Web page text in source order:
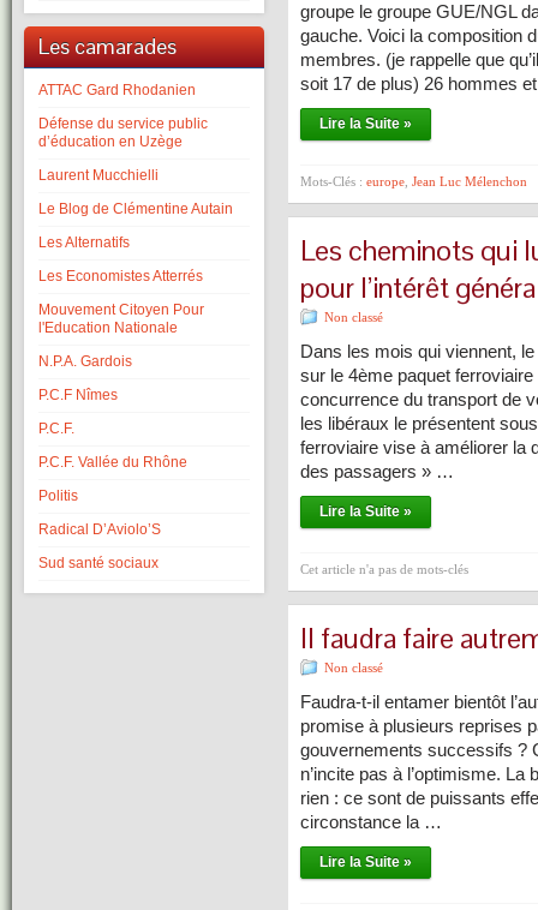
Les camarades
ATTAC Gard Rhodanien
Défense du service public
d’éducation en Uzège
Laurent Mucchielli
Le Blog de Clémentine Autain
Les Alternatifs
Les Economistes Atterrés
Mouvement Citoyen Pour
l'Education Nationale
N.P.A. Gardois
P.C.F Nîmes
P.C.F.
P.C.F. Vallée du Rhône
Politis
Radical D’Aviolo’S
Sud santé sociaux
groupe le groupe GUE/NGL
gauche. Voici la composition
membres. (je rappelle que
soit 17 de plus) 26 hommes
Lire la Suite »
Mots-Clés : europe Jean Luc Mélenchon
Les cheminots qui
pour l’intérêt
Non classé
Dans les mois qui viennent,
sur le 4ème paquet ferroviaire
concurrence du transport de
les libéraux le présentent
ferroviaire vise à améliorer la
des passagers » …
Lire la Suite »
Cet article n'a pas de mots-clés
Il faudra faire
Non classé
Faudra-t-il entamer bientôt
promise à plusieurs reprises
gouvernements successifs ?
n’incite pas à l’optimisme.
rien : ce sont de puissants
circonstance la …
Lire la Suite »